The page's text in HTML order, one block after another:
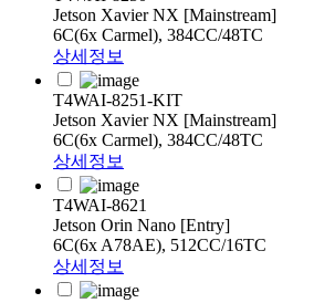
Jetson Xavier NX [Mainstream]
6C(6x Carmel), 384CC/48TC
상세정보
T4WAI-8251-KIT
Jetson Xavier NX [Mainstream]
6C(6x Carmel), 384CC/48TC
상세정보
T4WAI-8621
Jetson Orin Nano [Entry]
6C(6x A78AE), 512CC/16TC
상세정보